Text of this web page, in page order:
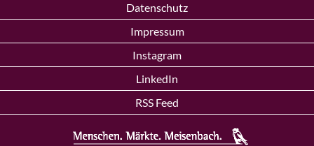
Datenschutz
Impressum
Instagram
LinkedIn
RSS Feed